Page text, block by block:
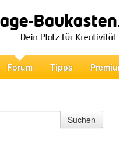
Forum Tipps
Suchen